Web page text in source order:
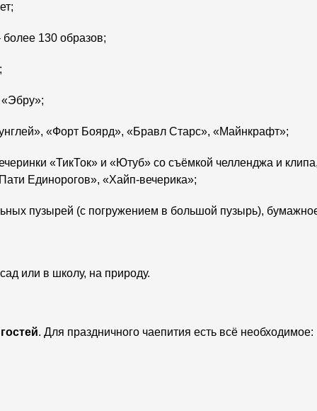
130 образов;
«Форт Боярд», «Бравл Старс», «Майнкрафт»;
«ТикТок» и «Ютуб» со съёмкой челленджа и
Единорогов», «Хайп-вечерика»;
пузырей (с погружением в большой пузырь),
или в школу, на природу.
. Для праздничного чаепития есть всё необходимое: